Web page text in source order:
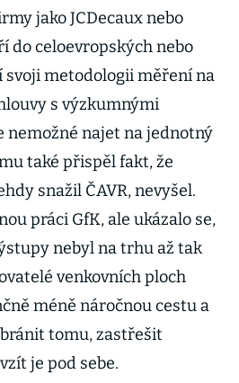
jako JCDecaux nebo
do celoevropských nebo
svoji metodologii měření na
s výzkumnými
nemožné najet na jednotný
také přispěl fakt, že
snažil ČAVR, nevyšel.
práci GfK, ale ukázalo se,
nebyl na trhu až tak
venkovních ploch
méně náročnou cestu a
tomu, zastřešit
je pod sebe.